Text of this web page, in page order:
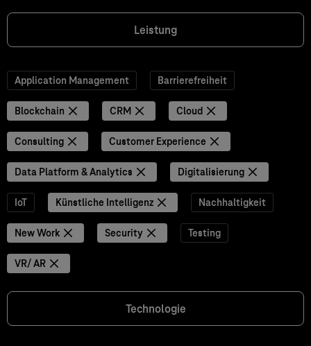
Leistung
Application Management Barrierefreiheit
Blockchain CRM Cloud
Consulting Customer Experience
Data Platform & Analytics Digitalisierung
IoT Künstliche Intelligenz Nachhaltigkeit
New Work Security Testing
VR/ AR
Technologie